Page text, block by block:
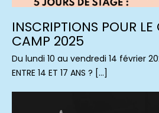
INSCRIPTIONS POUR
CAMP 2025
Du lundi 10 au vendredi 14 février
ENTRE 14 ET 17 ANS ? […]